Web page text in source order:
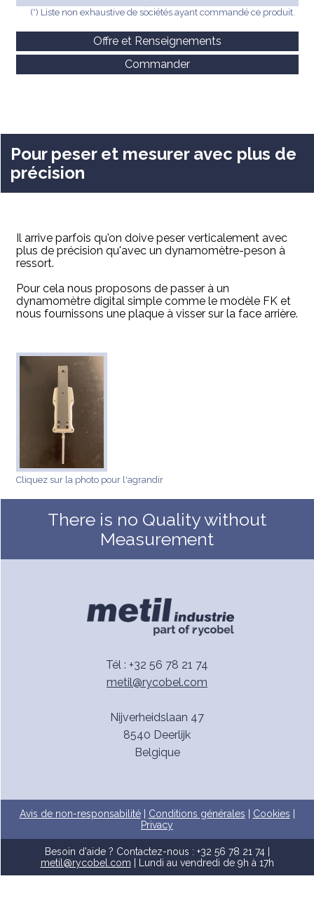
(*) Liste non exhaustive de sociétés ayant commandé ce produit.
Offre et Renseignements
Commander
Pour peser et mesurer avec plus de
précision
Il arrive parfois qu'on doive peser verticalement avec
plus de précision qu'avec un dynamomètre-peson à
ressort.
Pour cela nous proposons de passer à un
dynamomètre digital simple comme le modèle FK et
nous fournissons une plaque à visser sur la face arrière.
Cliquez sur la photo pour l'agrandir
There is no Quality without
Measurement
Tél : +32 56 78 21 74
metil@rycobel.com
Nijverheidslaan 47
8540 Deerlijk
Belgique
Avis de non-responsabilité| Conditions générales Cookies
Privacy
Besoin d'aide ? Contactez-nous : +32 56 78 21 74|
metil@rycobel.com
| Lundi au vendredi de 9h à 17h